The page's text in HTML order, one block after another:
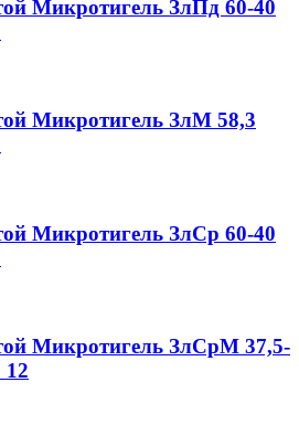
Микротигель ЗлПд 60-40
Микротигель ЗлМ 58,3
Микротигель ЗлСр 60-40
Микротигель ЗлСрМ 37,5-
12